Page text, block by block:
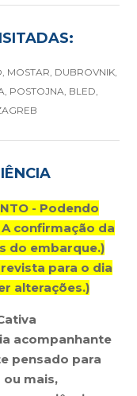
MOSTAR, DUBROVNIK,
POSTOJNA, BLED,
- Podendo
confirmação da
do embarque.)
para o dia
alterações.)
acompanhante
pensado para
ou mais,